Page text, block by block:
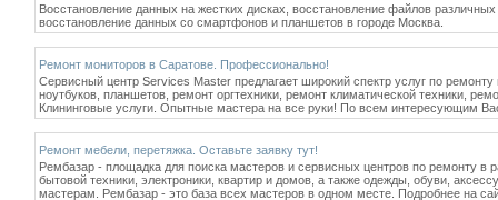
Восстановление данных на жестких дисках, восстановление файлов
восстановление данных со смартфонов и планшетов в городе Москва.
Ремонт мониторов в Саратове. Профессионально!
Сервисный центр Services Master предлагает широкий спектр услуг по
ноутбуков, планшетов, ремонт оргтехники, ремонт климатической техники,
Клининговые услуги. Опытные мастера на все руки! По всем интересующим
Ремонт мебели, перетяжка. Оставьте заявку тут!
Рембазар - площадка для поиска мастеров и сервисных центров по ремонту
бытовой техники, электроники, квартир и домов, а также одежды, обуви,
мастерам. Рембазар - это база всех мастеров в одном месте. Подробнее на